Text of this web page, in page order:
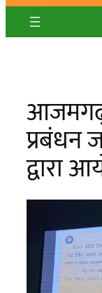
प्रबंधन
द्वारा